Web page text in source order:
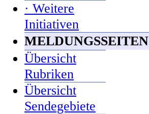
· Weitere
Initiativen
MELDUNGSSEITEN
Übersicht
Rubriken
Übersicht
Sendegebiete